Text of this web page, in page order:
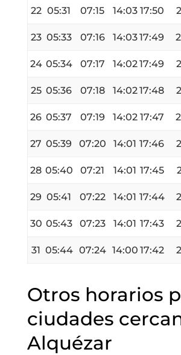
22 05:31 07:15 14:03 17:50
23 05:33 07:16 14:0317:49
24 05:34 07:17 14:0217:49
25 05:36 07:18 14:0217:48
26 05:37 07:19 14:02 17:47
27 05:39 07:20 14:01 17:46
28 05:40 07:21 14:01 17:45
29 05:41 07:22 14:01 17:44
30 05:43 07:23 14:01 17:43
31 05:44 07:24 14:00 17:42
Otros horarios
ciudades
Alquézar